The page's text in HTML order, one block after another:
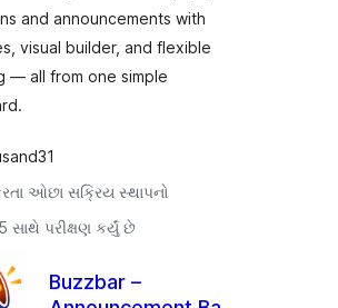
and announcements with
visual builder, and flexible
— all from one simple
ઓછા સક્રિય સ્થાપનો
સાથે પરીક્ષણ કર્યું છે
Buzzbar –